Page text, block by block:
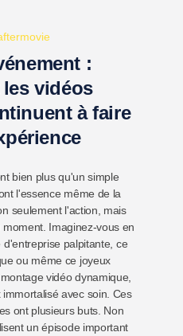
:
vidéos
à faire
bien plus qu'un simple
l'essence même de la
seulement l'action, mais
Imaginez-vous en
palpitante, ce
ou même ce joyeux
vidéo dynamique,
avec soin. Ces
ont plusieurs buts. Non
un épisode important